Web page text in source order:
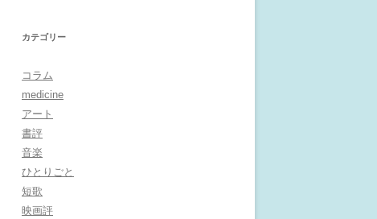
カテゴリー
コラム
medicine
アート
書評
音楽
ひとりごと
短歌
映画評